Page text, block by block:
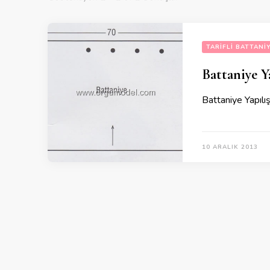
TARIFLI
Battaniye
Battaniye
10 ARALIK 2013